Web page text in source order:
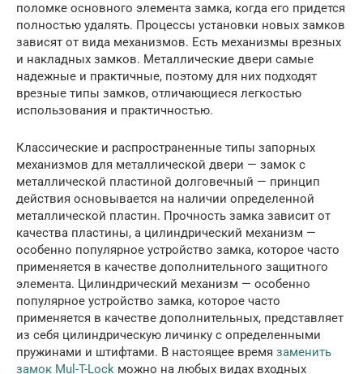
поломке основного элемента замка, когда его придется
полностью удалять. Процессы установки новых замков
зависят от вида механизмов. Есть механизмы врезных
и накладных замков. Металлические двери самые
надежные и практичные, поэтому для них подходят
врезные типы замков, отличающиеся легкостью
использования и практичностью.
Классические и распространенные типы запорных
механизмов для металлической двери — замок с
металлической пластиной долговечный — принцип
действия основывается на наличии определенной
металлической пластин. Прочность замка зависит от
качества пластины, а цилиндрический механизм —
особенно популярное устройство замка, которое часто
применяется в качестве дополнительного защитного
элемента. Цилиндрический механизм — особенно
популярное устройство замка, которое часто
применяется в качестве дополнительных, представляет
из себя цилиндрическую личинку с определенными
пружинами и штифтами. В настоящее время заменить
замок Mul-T-Lock можно на любых видах входных